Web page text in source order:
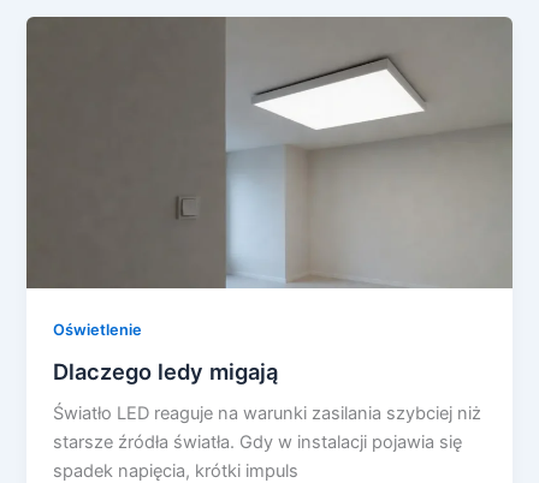
Oświetlenie
Dlaczego ledy migają
Światło LED reaguje na warunki zasilania szybciej niż
starsze źródła światła. Gdy w instalacji pojawia się
spadek napięcia, krótki impuls